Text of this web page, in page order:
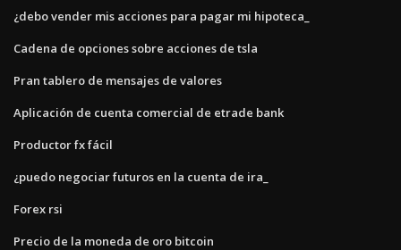
¿debo vender mis acciones para pagar mi hipoteca_
Cadena de opciones sobre acciones de tsla
Pran tablero de mensajes de valores
Aplicación de cuenta comercial de etrade bank
Productor fx fácil
¿puedo negociar futuros en la cuenta de ira_
Forex rsi
Precio de la moneda de oro bitcoin